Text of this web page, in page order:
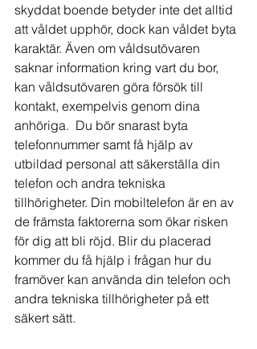
skyddat boende betyder inte det alltid
att våldet upphör, dock kan våldet byta
karaktär. Även om våldsutövaren
saknar information kring vart du bor,
kan våldsutövaren göra försök till
kontakt, exempelvis genom dina
anhöriga.  Du bör snarast byta
telefonnummer samt få hjälp av
utbildad personal att säkerställa din
telefon och andra tekniska
tillhörigheter. Din mobiltelefon är en av
de främsta faktorerna som ökar risken
för dig att bli röjd. Blir du placerad
kommer du få hjälp i frågan hur du
framöver kan använda din telefon och
andra tekniska tillhörigheter på ett
säkert sätt.